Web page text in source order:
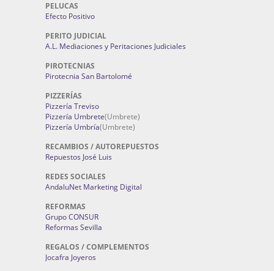
PELUCAS
Efecto Positivo
PERITO JUDICIAL
A.L. Mediaciones y Peritaciones Judiciales
PIROTECNIAS
Pirotecnia San Bartolomé
PIZZERÍAS
Pizzería Treviso
Pizzería Umbrete(Umbrete)
Pizzería Umbría(Umbrete)
RECAMBIOS / AUTOREPUESTOS
Repuestos José Luis
REDES SOCIALES
AndaluNet Marketing Digital
REFORMAS
Grupo CONSUR
Reformas Sevilla
REGALOS / COMPLEMENTOS
Jocafra Joyeros